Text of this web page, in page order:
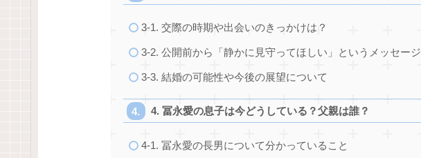
3-1. 交際の時期や出会いのきっかけは？
3-2. 公開前から「静かに見守ってほしい」というメッセージ
3-3. 結婚の可能性や今後の展望について
4. 冨永愛の息子は今どうしている？父親は誰？
4-1. 冨永愛の長男について分かっていること